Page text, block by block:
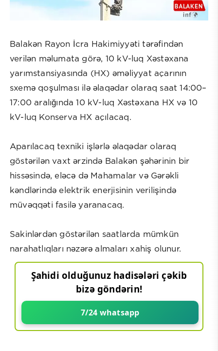
Balakən Rayon İcra Hakimiyyəti tərəfindən
verilən məlumata görə, 10 kV-luq Xəstəxana
yarımstansiyasında (HX) əməliyyat açarının
sxemə qoşulması ilə əlaqədar olaraq saat 14:00–
17:00 aralığında 10 kV-luq Xəstəxana HX və 10
kV-luq Konserva HX açılacaq.
Aparılacaq texniki işlərlə əlaqədar olaraq
göstərilən vaxt ərzində Balakən şəhərinin bir
hissəsində, eləcə də Mahamalar və Gərəkli
kəndlərində elektrik enerjisinin verilişində
müvəqqəti fasilə yaranacaq.
Sakinlərdən göstərilən saatlarda mümkün
narahatlıqları nəzərə almaları xahiş olunur.
Şahidi olduğunuz hadisələri çəkib
bizə göndərin!
7/24 whatsapp